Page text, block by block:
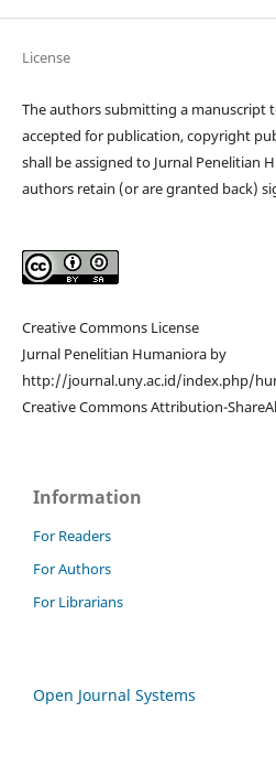
License
The authors submitting a manuscript
accepted for publication, copyright
shall be assigned to Jurnal Penelitian
authors retain (or are granted back)
Creative Commons License
Jurnal Penelitian Humaniora by
http://journal.uny.ac.id/index.php/
Creative Commons Attribution-
Information
For Readers
For Authors
For Librarians
Open Journal Systems